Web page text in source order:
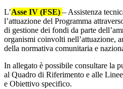
L’Asse IV (FSE) – Assistenza
l’attuazione del Programma
di gestione dei fondi da parte
organismi coinvolti nell’attuazione,
della normativa comunitaria e
In allegato è possibile consultare la
al Quadro di Riferimento e alle
e Obiettivo specifico.